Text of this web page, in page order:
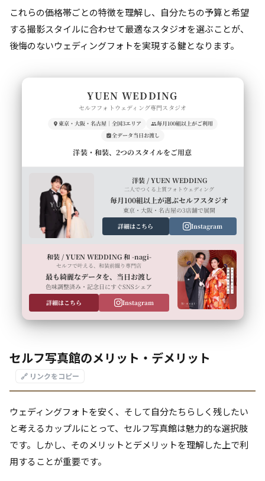
これらの価格帯ごとの特徴を理解し、自分たちの予算と希望
する撮影スタイルに合わせて最適なスタジオを選ぶことが、
後悔のないウェディングフォトを実現する鍵となります。
YUEN WEDDING
セルフフォトウェディング専門スタジオ
東京・大阪・名古屋｜全国3エリア
毎月100組以上がご利用
全データ当日お渡し
洋装・和装、2つのスタイルをご用意
洋装 / YUEN WEDDING
二人でつくる上質フォトウェディング
毎月100組以上が選ぶセルフスタジオ
東京・大阪・名古屋の3店舗で展開
詳細はこちら
Instagram
和装 / YUEN WEDDING 和 -nagi-
セルフで叶える、和装前撮り専門店
最も綺麗なデータを、当日お渡し
色味調整済み・記念日にすぐSNSシェア
詳細はこちら
Instagram
セルフ写真館のメリット・デメリット
🔗 リンクをコピー
ウェディングフォトを安く、そして自分たちらしく残したい
と考えるカップルにとって、セルフ写真館は魅力的な選択肢
です。しかし、そのメリットとデメリットを理解した上で利
用することが重要です。